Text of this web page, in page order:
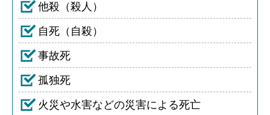
他殺（殺人）
自死（自殺）
事故死
孤独死
火災や水害などの災害による死亡